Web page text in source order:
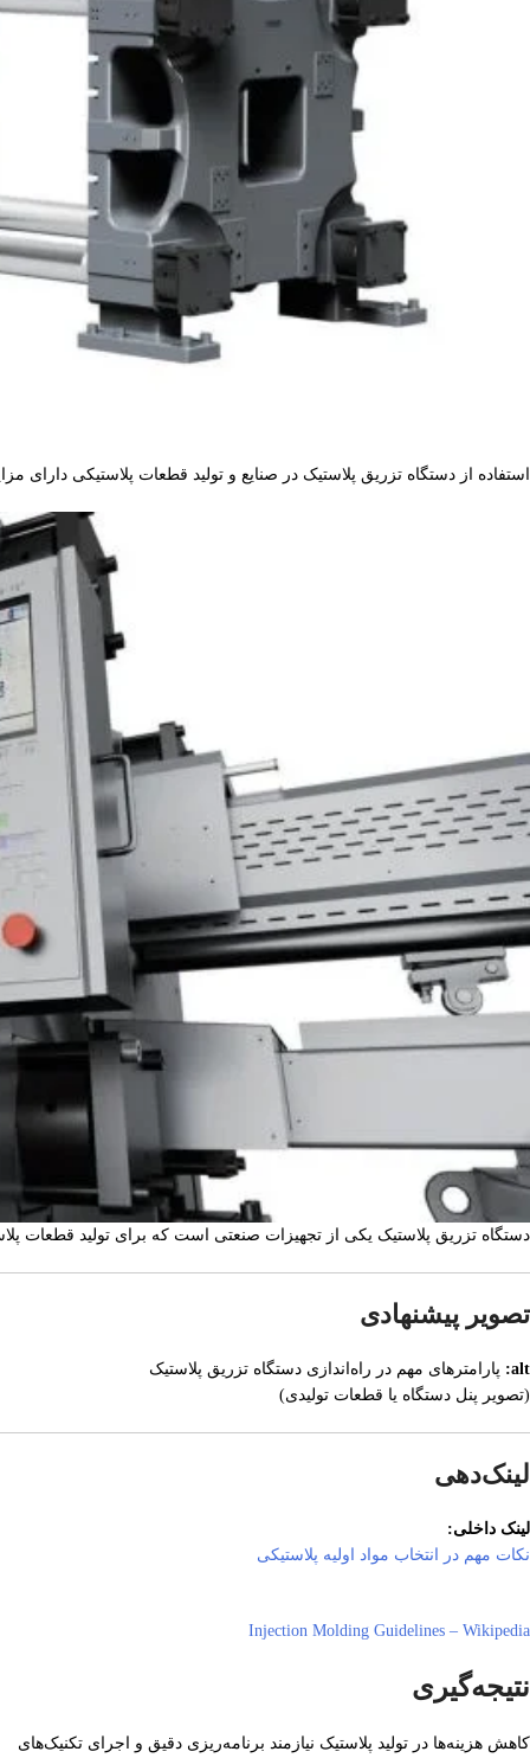
استفاده از دستگاه تزریق پلاستیک در صنایع و تولید قطعات پلاستیکی دارای
دستگاه تزریق پلاستیک یکی از تجهیزات صنعتی است که برای تولید قطعات
تصویر پیشنهادی
alt:
پارامترهای مهم در راه‌اندازی دستگاه تزریق پلاستیک
(تصویر پنل دستگاه یا قطعات تولیدی)
لینک‌دهی
لینک داخلی:
نکات مهم در انتخاب مواد اولیه پلاستیکی
Injection Molding Guidelines – Wikipedia
نتیجه‌گیری
کاهش هزینه‌ها در تولید پلاستیک نیازمند برنامه‌ریزی دقیق و اجرای تکنیک‌های